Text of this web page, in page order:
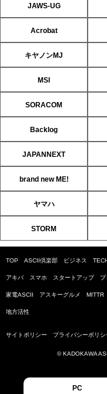
JAWS-UG
Acrobat
キヤノンMJ
MSI
SORACOM
Backlog
JAPANNEXT
brand new ME!
ヤマハ
STORM
TOP ASCII倶楽部 ビジネス
アキバ スマホ スタートアップ
家電ASCII アスキーグルメ MITTR
地方活性
サイトポリシー プライバシーポリシ
© KADOKAWA
PC